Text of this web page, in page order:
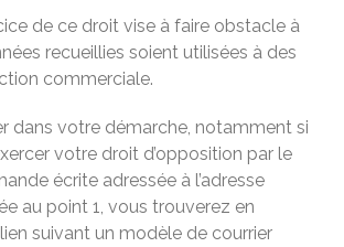
de ce droit vise à faire obstacle à
recueillies soient utilisées à des
commerciale.
dans votre démarche, notamment si
votre droit d’opposition par le
écrite adressée à l’adresse
au point 1, vous trouverez en
suivant un modèle de courrier